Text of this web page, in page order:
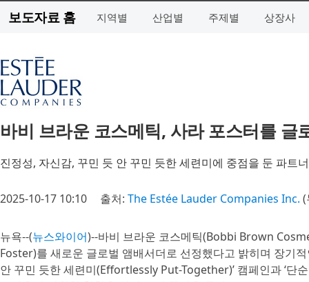
보도자료 홈 지역별 산업별 주제별 상장사
바비 브라운 코스메틱, 사라 포스터를 글
진정성, 자신감, 꾸민 듯 안 꾸민 듯한 세련미에 중점을 둔 파트
2025-10-17 10:10 출처: The Estée Lauder Companies Inc. (
뉴욕--(뉴스와이어)--바비 브라운 코스메틱(Bobbi Brown
Foster)를 새로운 글로벌 앰배서더로 선정했다고 밝히며 장기
안 꾸민 듯한 세련미(Effortlessly Put-Together)’ 캠페인과 ‘